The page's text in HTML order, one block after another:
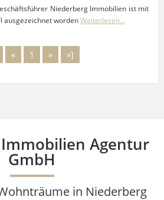
Niederberg Immobilien ist mit
ausgezeichnet wordenWeiterlesen...
« 1 » »]
Agentur
GmbH
in Niederberg